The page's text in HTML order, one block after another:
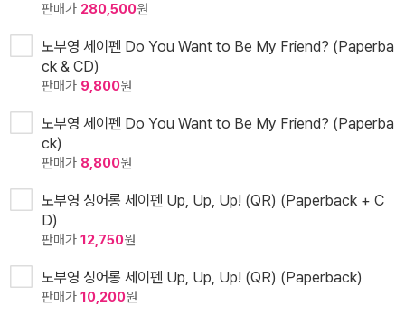
판매가 280,500원
노부영 세이펜 Do You Want to Be My Friend? (Paperba
ck & CD)
판매가 9,800원
노부영 세이펜 Do You Want to Be My Friend? (Paperba
ck)
판매가 8,800원
노부영 싱어롱 세이펜 Up, Up, Up! (QR) (Paperback + C
D)
판매가 12,750원
노부영 싱어롱 세이펜 Up, Up, Up! (QR) (Paperback)
판매가 10,200원